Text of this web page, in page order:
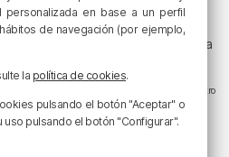
(País Vasco)
LaLiga
LaLiga
sociedadsucesos Teatro
tráfico
personalizada en base a un perfil
de navegación (por ejemplo,
la política de cookies.
pulsando el botón "Aceptar" o
pulsando el botón "Configurar".